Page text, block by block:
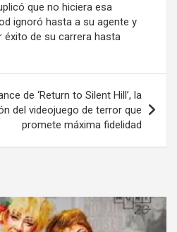
que no hiciera esa
ignoró hasta a su agente y
éxito de su carrera hasta
de ‘Return to Silent Hill’, la
del videojuego de terror que
promete máxima fidelidad